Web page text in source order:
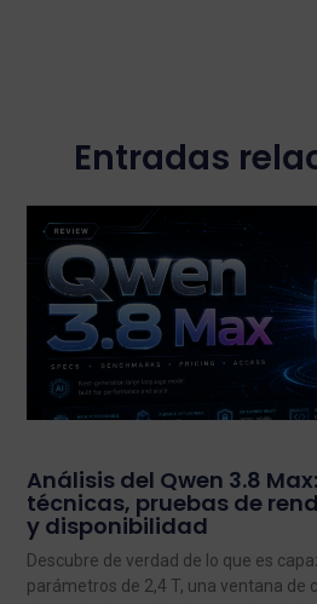
Entradas
Análisis del Qwen 3.8
técnicas, pruebas de
y disponibilidad
Descubre de verdad de lo que es
parámetros de 2,4 T, una ventana de